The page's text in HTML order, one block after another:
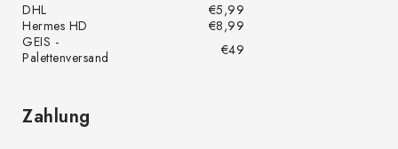
DHL
€5,99
Hermes HD
€8,99
GEIS -
Palettenversand
€49
Zahlung